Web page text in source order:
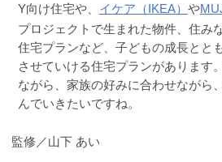
Y向け住宅や、 イケア（IKEA） や
プロジェクトで生まれた物件、住み
住宅プランなど、子どもの成長とと
させていける住宅プランがあります
ながら、家族の好みに合わせながら
んでいきたいですね。
監修／山下 あい